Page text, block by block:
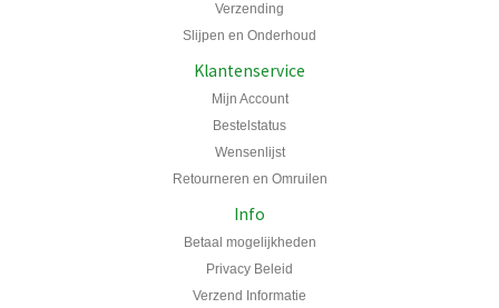
Verzending
Slijpen en Onderhoud
Klantenservice
Mijn Account
Bestelstatus
Wensenlijst
Retourneren en Omruilen
Info
Betaal mogelijkheden
Privacy Beleid
Verzend Informatie